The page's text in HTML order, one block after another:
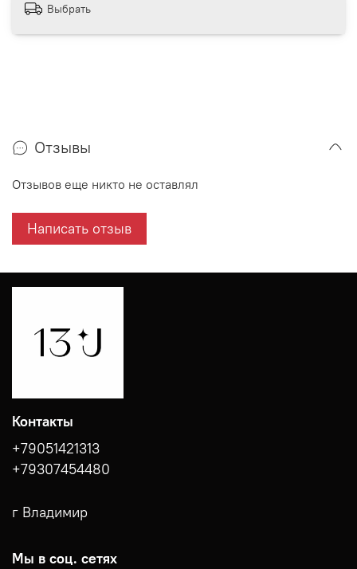
Выбрать
Отзывы
Отзывов еще никто не оставлял
Написать отзыв
Контакты
+79051421313
+79307454480
г Владимир
Мы в соц. сетях